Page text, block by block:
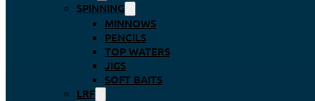
SPINNING
MINNOWS
PENCILS
TOP WATERS
JIGS
SOFT BAITS
LRF